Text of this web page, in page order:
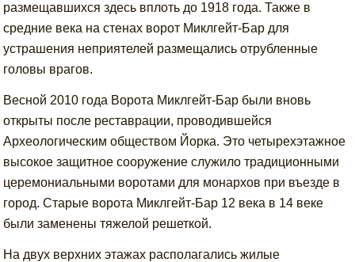
размещавшихся здесь вплоть до 1918 года. Также в
средние века на стенах ворот Миклгейт-Бар для
устрашения неприятелей размещались отрубленные
головы врагов.
Весной 2010 года Ворота Миклгейт-Бар были вновь
открыты после реставрации, проводившейся
Археологическим обществом Йорка. Это четырехэтажное
высокое защитное сооружение служило традиционными
церемониальными воротами для монархов при въезде в
город. Старые ворота Миклгейт-Бар 12 века в 14 веке
были заменены тяжелой решеткой.
На двух верхних этажах располагались жилые